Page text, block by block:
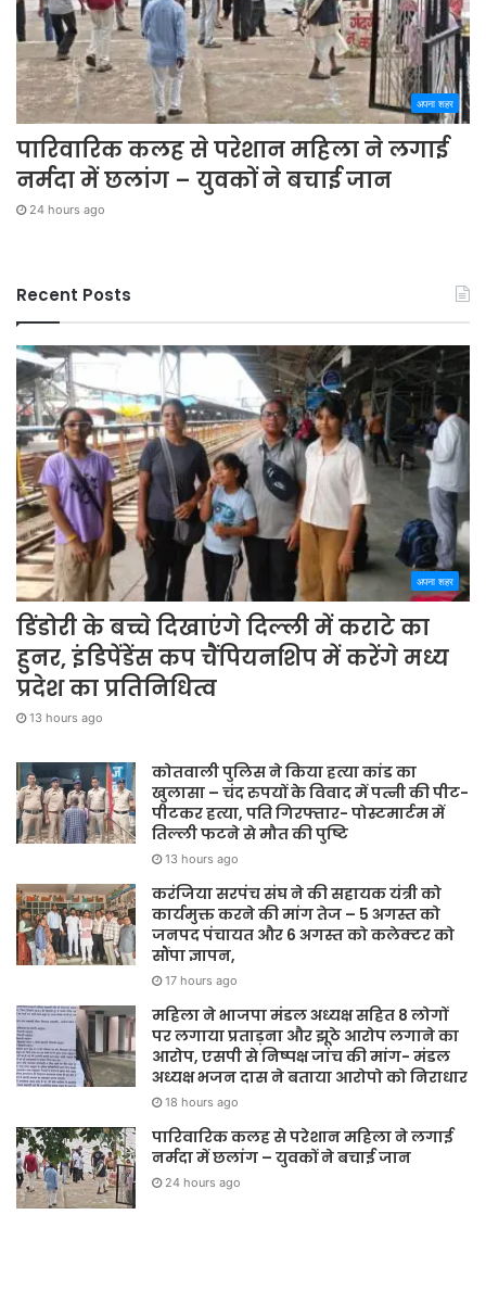
अपना शहर
पारिवारिक कलह से परेशान महिला ने लगाई
नर्मदा में छलांग – युवकों ने बचाई जान
24 hours ago
Recent Posts
अपना शहर
डिंडोरी के बच्चे दिखाएंगे दिल्ली में कराटे का
हुनर, इंडिपेंडेंस कप चैंपियनशिप में करेंगे मध्य
प्रदेश का प्रतिनिधित्व
13 hours ago
कोतवाली पुलिस ने किया हत्या कांड का
खुलासा – चंद रुपयों के विवाद में पत्नी की पीट-
पीटकर हत्या, पति गिरफ्तार- पोस्टमार्टम में
तिल्ली फटने से मौत की पुष्टि
13 hours ago
करंजिया सरपंच संघ ने की सहायक यंत्री को
कार्यमुक्त करने की मांग तेज – 5 अगस्त को
जनपद पंचायत और 6 अगस्त को कलेक्टर को
सौंपा ज्ञापन,
17 hours ago
महिला ने भाजपा मंडल अध्यक्ष सहित 8 लोगों
पर लगाया प्रताड़ना और झूठे आरोप लगाने का
आरोप, एसपी से निष्पक्ष जांच की मांग- मंडल
अध्यक्ष भजन दास ने बताया आरोपो को निराधार
18 hours ago
पारिवारिक कलह से परेशान महिला ने लगाई
नर्मदा में छलांग – युवकों ने बचाई जान
24 hours ago